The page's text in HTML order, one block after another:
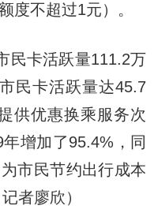
度不超过1元）。
卡活跃量111.2万
民卡活跃量达45.7
供优惠换乘服务次
增加了95.4%，同
市民节约出行成本
者廖欣）